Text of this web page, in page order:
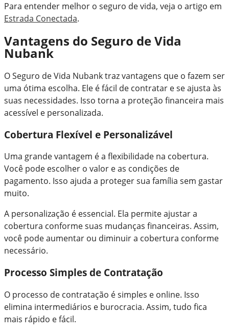
Para entender melhor o seguro de vida, veja o artigo em
Estrada Conectada.
Vantagens do Seguro de Vida
Nubank
O Seguro de Vida Nubank traz vantagens que o fazem ser
uma ótima escolha. Ele é fácil de contratar e se ajusta às
suas necessidades. Isso torna a proteção financeira mais
acessível e personalizada.
Cobertura Flexível e Personalizável
Uma grande vantagem é a flexibilidade na cobertura.
Você pode escolher o valor e as condições de
pagamento. Isso ajuda a proteger sua família sem gastar
muito.
A personalização é essencial. Ela permite ajustar a
cobertura conforme suas mudanças financeiras. Assim,
você pode aumentar ou diminuir a cobertura conforme
necessário.
Processo Simples de Contratação
O processo de contratação é simples e online. Isso
elimina intermediários e burocracia. Assim, tudo fica
mais rápido e fácil.